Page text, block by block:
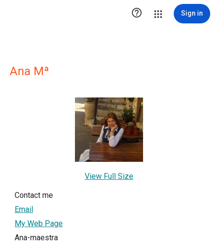
 Sign in
Ana Mª
View Full Size
Contact me
Email
My Web Page
Ana-maestra